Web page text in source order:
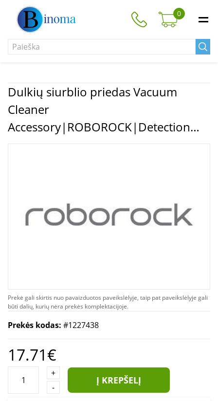
0
Dulkių siurblio priedas Vacuum
Cleaner
Accessory|ROBOROCK|Detection
Board|For S8 MaxV Ultra/S8 Max
Prekė gali skirtis nuo pavaizduotos paveikslėlyje, taip pat paveikslėlyje gali
būti dalių, kurių nėra prekės komplektacijoje.
Prekės kodas: #1227438
17.71€
+
-
Į KREPŠELĮ